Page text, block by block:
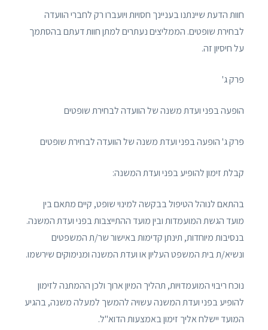
חוות הדעת שיינתנו בעניינך חסויות ויועברו רק לחברי הוועדה
לבחירת שופטים. הממליצים נעתרים למתן חוות דעתם בהסתמך
על חיסיון זה.
פרק ג'
הופעה בפני ועדת משנה של הוועדה לבחירת שופטים
פרק ג' הופעה בפני ועדת משנה של הוועדה לבחירת שופטים
קבלת זימון להופיע בפני ועדת המשנה:
בהתאם לנוהל הטיפול בבקשה למינוי שופט, קיים מתאם בין
מועד הגשת המועמדות ובין מועד ההתייצבות בפני ועדת המשנה.
בנסיבות מיוחדות, תינתן קדימות באישור שר/ת המשפטים
ונשיא/ת בית המשפט העליון או ועדת המשנה ומנימוקים שירשמו.
נוכח ריבוי המועמדויות, תהליך המיון ארוך ולכן ההמתנה לזימון
להופיע בפני ועדת המשנה עשויה להמשך למעלה משנה, בהגיע
המועד יישלח אליך זימון באמצעות הדוא"ל.